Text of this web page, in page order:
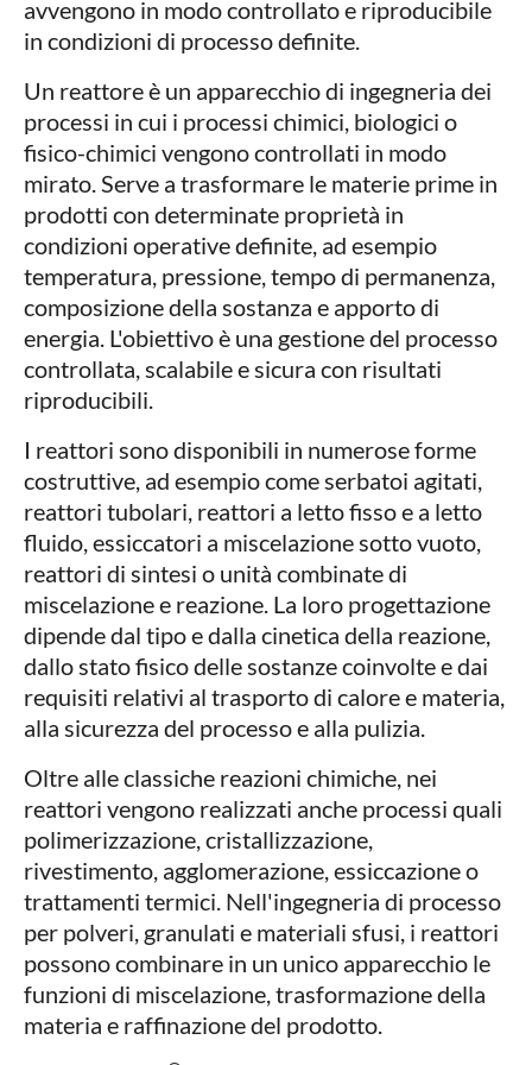
avvengono in modo controllato e riproducibile
in condizioni di processo definite.
Un reattore è un apparecchio di ingegneria dei
processi in cui i processi chimici, biologici o
fisico-chimici vengono controllati in modo
mirato. Serve a trasformare le materie prime in
prodotti con determinate proprietà in
condizioni operative definite, ad esempio
temperatura, pressione, tempo di permanenza,
composizione della sostanza e apporto di
energia. L'obiettivo è una gestione del processo
controllata, scalabile e sicura con risultati
riproducibili.
I reattori sono disponibili in numerose forme
costruttive, ad esempio come serbatoi agitati,
reattori tubolari, reattori a letto fisso e a letto
fluido, essiccatori a miscelazione sotto vuoto,
reattori di sintesi o unità combinate di
miscelazione e reazione. La loro progettazione
dipende dal tipo e dalla cinetica della reazione,
dallo stato fisico delle sostanze coinvolte e dai
requisiti relativi al trasporto di calore e materia,
alla sicurezza del processo e alla pulizia.
Oltre alle classiche reazioni chimiche, nei
reattori vengono realizzati anche processi quali
polimerizzazione, cristallizzazione,
rivestimento, agglomerazione, essiccazione o
trattamenti termici. Nell'ingegneria di processo
per polveri, granulati e materiali sfusi, i reattori
possono combinare in un unico apparecchio le
funzioni di miscelazione, trasformazione della
materia e raffinazione del prodotto.